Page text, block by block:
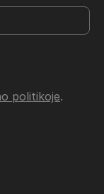
politikoje.